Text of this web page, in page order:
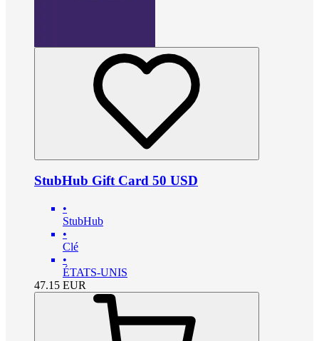
StubHub Gift Card 50 USD
•
StubHub
•
Clé
•
ÉTATS-UNIS
47.15 EUR